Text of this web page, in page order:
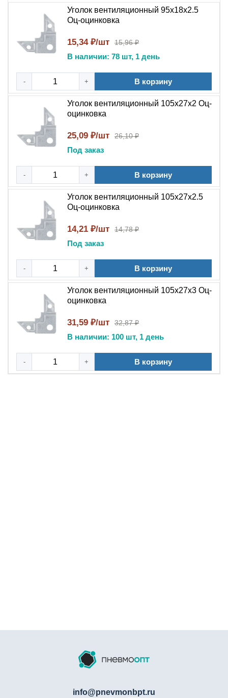
Уголок вентиляционный 95x18x2.5
Оц-оцинковка
15,34 ₽/шт 15,96 ₽
В наличии: 78 шт, 1 день
- + В корзину
Уголок вентиляционный 105x27x2 Оц-
оцинковка
25,09 ₽/шт 26,10 ₽
Под заказ
- + В корзину
Уголок вентиляционный 105x27x2.5
Оц-оцинковка
14,21 ₽/шт 14,78 ₽
Под заказ
- + В корзину
Уголок вентиляционный 105x27x3 Оц-
оцинковка
31,59 ₽/шт 32,87 ₽
В наличии: 100 шт, 1 день
- + В корзину
info@pnevmonbpt.ru